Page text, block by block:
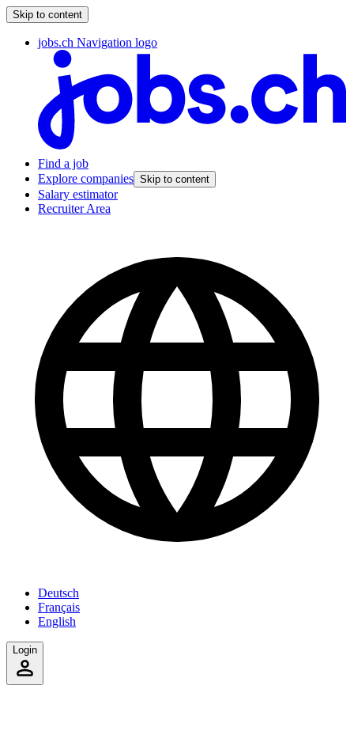
Skip to content
jobs.ch Navigation logo
Find a job
Explore companies Skip to content
Salary estimator
Recruiter Area
Deutsch
Français
English
Login